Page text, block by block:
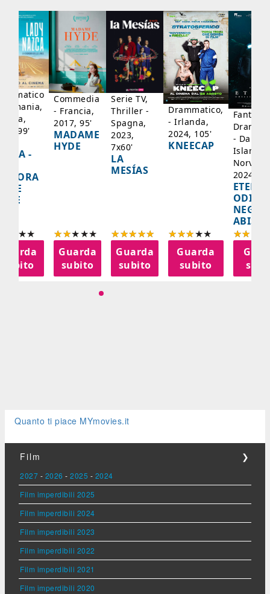
99'
-
subito
Commedia
- Francia,
2017, 95'
MADAME
HYDE
Guarda
subito
Serie TV,
Thriller -
Spagna,
2023,
7x60'
LA
MESÍAS
Guarda
subito
Drammatico,
- Irlanda,
2024, 105'
KNEECAP
Guarda
subito
-
Islanda,
2024,
NEGLI
ABISSI
Quanto ti piace MYmovies.it
Film ❯
2027 - 2026 - 2025 - 2024
Film imperdibili 2025
Film imperdibili 2024
Film imperdibili 2023
Film imperdibili 2022
Film imperdibili 2021
Film imperdibili 2020